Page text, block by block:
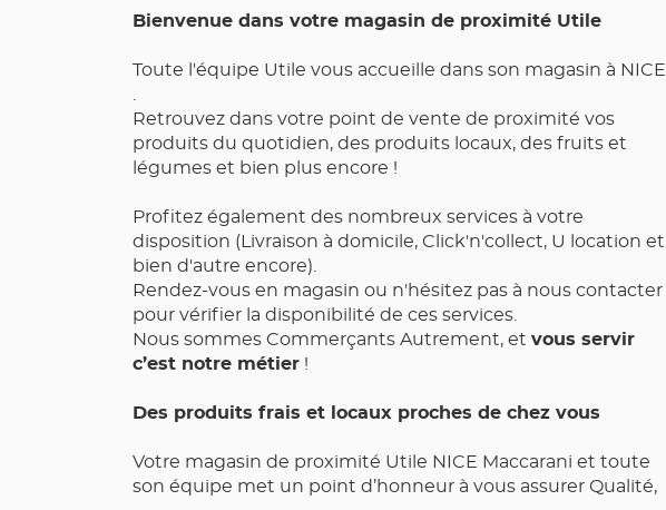
Bienvenue dans votre magasin de proximité Utile
Toute l'équipe Utile vous accueille dans son magasin à NICE
.
Retrouvez dans votre point de vente de proximité vos
produits du quotidien, des produits locaux, des fruits et
légumes et bien plus encore !
Profitez également des nombreux services à votre
disposition (Livraison à domicile, Click'n'collect, U location et
bien d'autre encore).
Rendez-vous en magasin ou n'hésitez pas à nous contacter
pour vérifier la disponibilité de ces services.
Nous sommes Commerçants Autrement, et vous servir
c’est notre métier !
Des produits frais et locaux proches de chez vous
Votre magasin de proximité Utile NICE Maccarani et toute
son équipe met un point d’honneur à vous assurer Qualité,